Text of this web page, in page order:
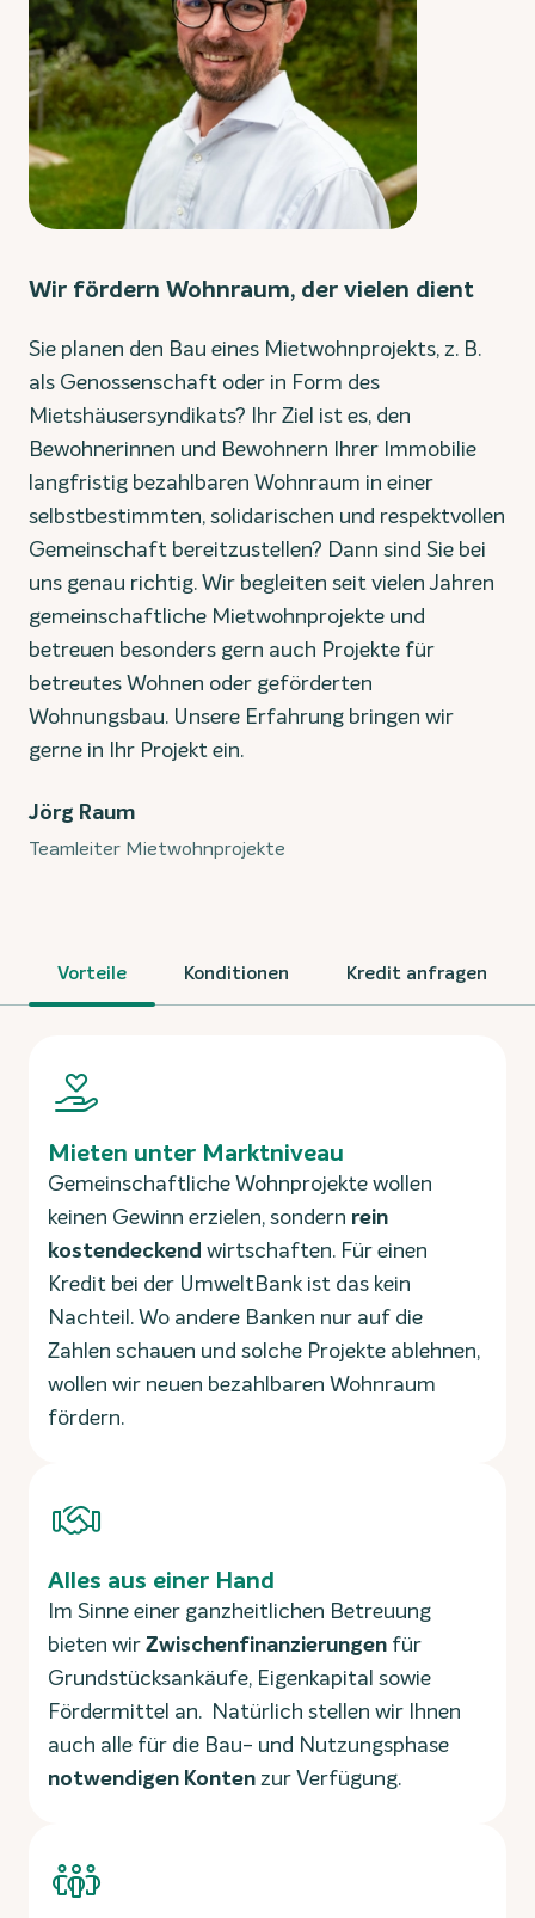
Wir fördern Wohnraum, der vielen dient
Sie planen den Bau eines Mietwohnprojekts, z. B.
als Genossenschaft oder in Form des
Mietshäusersyndikats? Ihr Ziel ist es, den
Bewohnerinnen und Bewohnern Ihrer Immobilie
langfristig bezahlbaren Wohnraum in einer
selbstbestimmten, solidarischen und respektvollen
Gemeinschaft bereitzustellen? Dann sind Sie bei
uns genau richtig. Wir begleiten seit vielen Jahren
gemeinschaftliche Mietwohnprojekte und
betreuen besonders gern auch Projekte für
betreutes Wohnen oder geförderten
Wohnungsbau. Unsere Erfahrung bringen wir
gerne in Ihr Projekt ein.
Jörg Raum
Teamleiter Mietwohnprojekte
Vorteile Konditionen Kredit anfragen
Mieten unter Marktniveau
Gemeinschaftliche Wohnprojekte wollen
keinen Gewinn erzielen, sondern rein
kostendeckend wirtschaften. Für einen
Kredit bei der UmweltBank ist das kein
Nachteil. Wo andere Banken nur auf die
Zahlen schauen und solche Projekte ablehnen,
wollen wir neuen bezahlbaren Wohnraum
fördern.
Alles aus einer Hand
Im Sinne einer ganzheitlichen Betreuung
bieten wirZwischenfinanzierungen für
Grundstücksankäufe, Eigenkapital sowie
Fördermittel an. Natürlich stellen wir Ihnen
auch alle für die Bau- und Nutzungsphase
notwendigen Kontenzur Verfügung.